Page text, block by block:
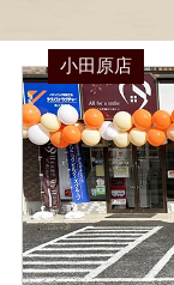
小田原店